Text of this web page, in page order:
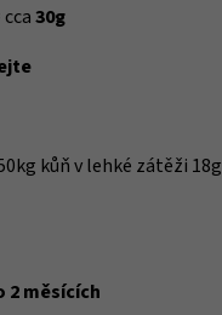
cca30g
kůň v lehké zátěži
2 měsících